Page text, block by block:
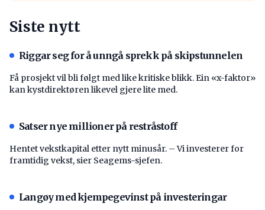
Siste nytt
Riggar seg for å unngå sprekk på skipstunnelen
Få prosjekt vil bli følgt med like kritiske blikk. Ein «x-faktor»
kan kystdirektøren likevel gjere lite med.
Satser nye millioner på restråstoff
Hentet vekstkapital etter nytt minusår. – Vi investerer for
framtidig vekst, sier Seagems-sjefen.
Langøy med kjempegevinst på investeringar